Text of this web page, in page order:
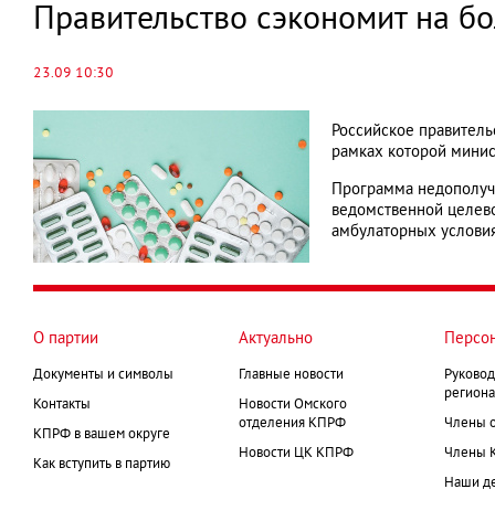
навигации
Правительство сэкономит на
23.09 10:30
Российское
рамках которой
Программа
ведомственной
амбулаторных
О партии
Документы и символы
Контакты
КПРФ в вашем округе
Как вступить в партию
Актуально
Главные новости
Новости Омского
отделения КПРФ
Новости ЦК КПРФ
Члены
Члены
Наши